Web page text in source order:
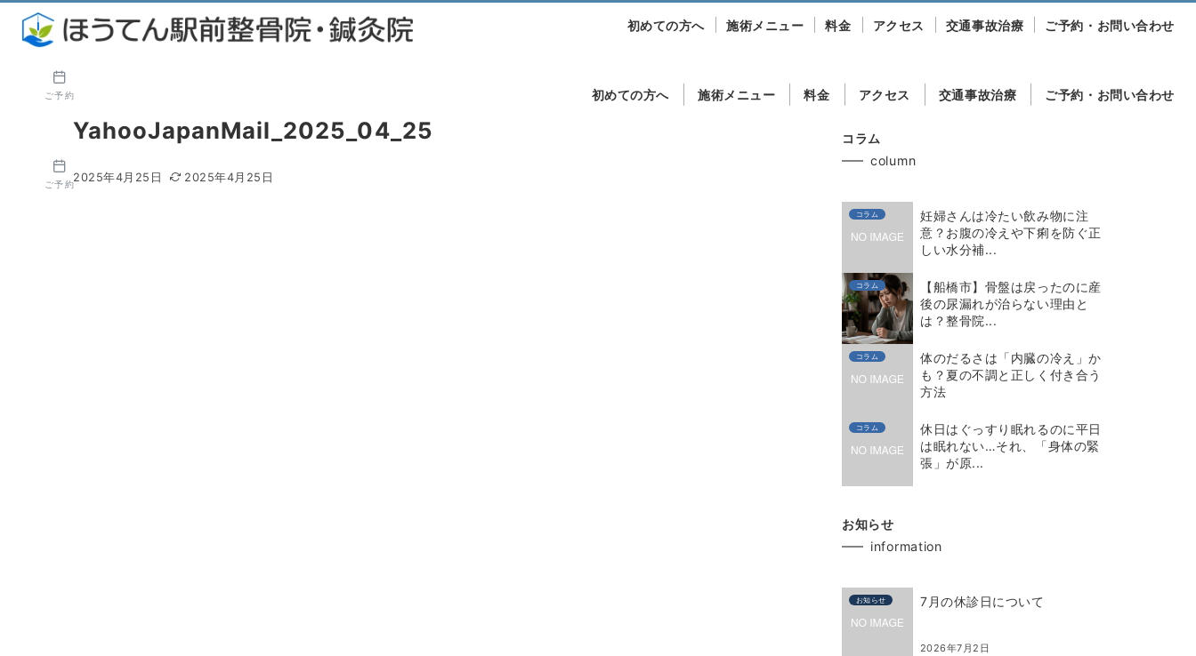
初めての方へ 施術メニュー 料金 アクセス 交通事故治療 ご予約・お問い合わせ
ご予約
初めての方へ 施術メニュー 料金 アクセス 交通事故治療 ご予約・お問い合わせ
ご予約
YahooJapanMail_2025_04_25
2025年4月25日 2025年4月25日
コラム
column
コラム
妊婦さんは冷たい飲み物に注
意？お腹の冷えや下痢を防ぐ正
しい水分補...
コラム
【船橋市】骨盤は戻ったのに産
後の尿漏れが治らない理由と
は？整骨院...
コラム
体のだるさは「内臓の冷え」か
も？夏の不調と正しく付き合う
方法
コラム
休日はぐっすり眠れるのに平日
は眠れない…それ、「身体の緊
張」が原...
お知らせ
information
お知らせ 7月の休診日について
2026年7月2日